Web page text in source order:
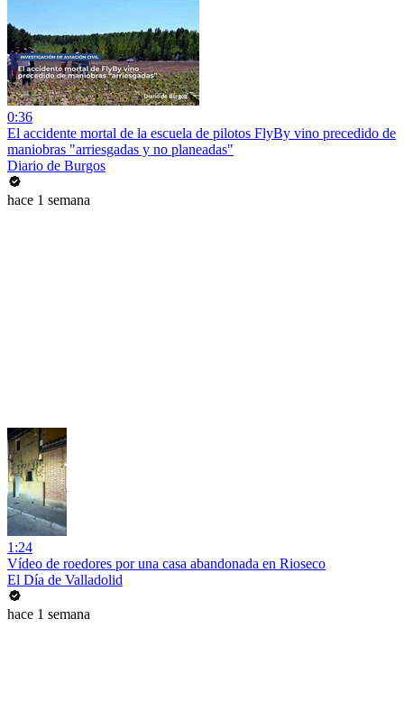
0:36
El accidente mortal de la escuela de pilotos FlyBy vino precedido de
maniobras "arriesgadas y no planeadas"
Diario de Burgos
hace 1 semana
1:24
Vídeo de roedores por una casa abandonada en Rioseco
El Día de Valladolid
hace 1 semana